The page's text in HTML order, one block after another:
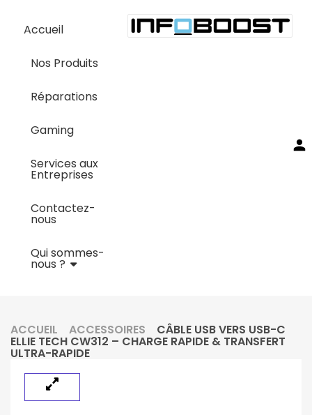
Accueil
Nos Produits
Réparations
Gaming
Services aux
Entreprises
Contactez-
nous
Qui sommes-
nous ?
ACCUEIL ACCESSOIRES CÂBLE USB VERS USB-C
ELLIE TECH CW312 – CHARGE RAPIDE & TRANSFERT
ULTRA-RAPIDE